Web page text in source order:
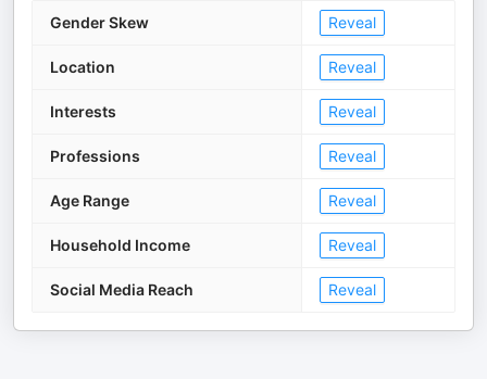
Gender Skew Reveal
Location Reveal
Interests Reveal
Professions Reveal
Age Range Reveal
Household Income Reveal
Social Media Reach Reveal